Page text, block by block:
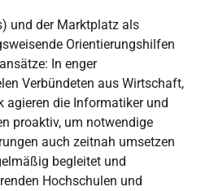
und der Marktplatz als
Orientierungshilfen
In enger
Verbündeten aus Wirtschaft,
agieren die Informatiker und
proaktiv, um notwendige
auch zeitnah umsetzen
begleitet und
Hochschulen und